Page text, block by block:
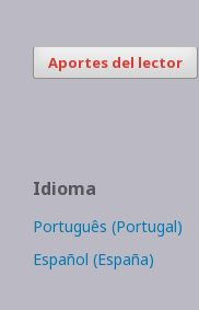
Aportes del lector
Idioma
Português (Portugal)
Español (España)